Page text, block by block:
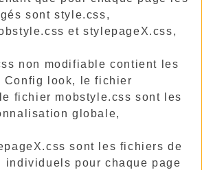
sont style.css,
et stylepageX.css,
non modifiable contient les
Config look, le fichier
fichier mobstyle.css sont les
globale,
sont les fichiers de
individuels pour chaque page